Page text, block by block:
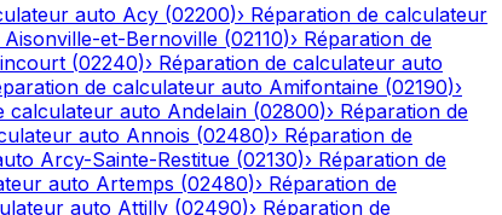
auto Acy (02200)› Réparation de calculateur
Aisonville-et-Bernoville (02110)› Réparation de
(02240)› Réparation de calculateur auto
de calculateur auto Amifontaine (02190)›
calculateur auto Andelain (02800)› Réparation de
auto Annois (02480)› Réparation de
Arcy-Sainte-Restitue (02130)› Réparation de
auto Artemps (02480)› Réparation de
auto Attilly (02490)› Réparation de